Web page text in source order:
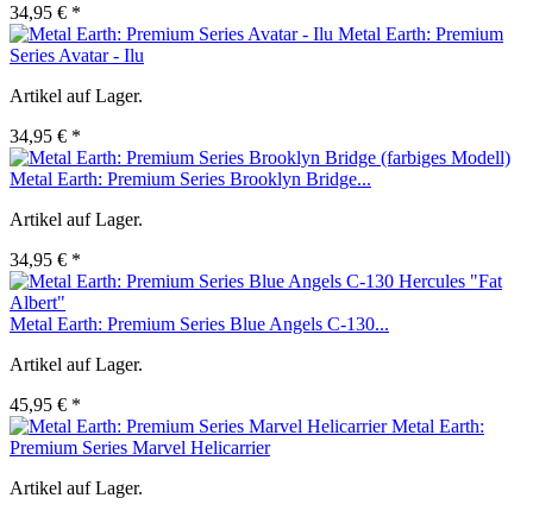
34,95 € *
Metal Earth: Premium
Series Avatar - Ilu
Artikel auf Lager.
34,95 € *
Metal Earth: Premium Series Brooklyn Bridge...
Artikel auf Lager.
34,95 € *
Metal Earth: Premium Series Blue Angels C-130...
Artikel auf Lager.
45,95 € *
Metal Earth:
Premium Series Marvel Helicarrier
Artikel auf Lager.